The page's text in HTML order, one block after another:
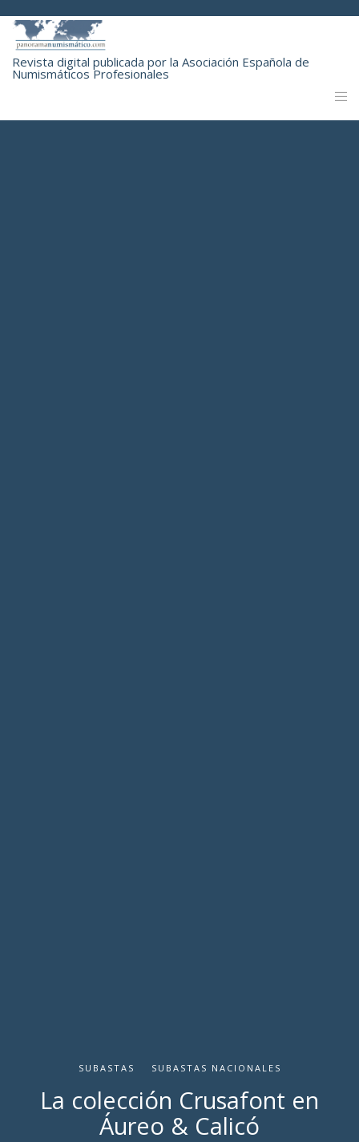
Revista digital publicada por la Asociación Española de
Numismáticos Profesionales
SUBASTAS SUBASTAS NACIONALES
La colección Crusafont en
Áureo & Calicó